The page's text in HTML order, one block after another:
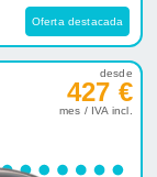
Oferta destacada
desde
427 €
mes / IVA incl.